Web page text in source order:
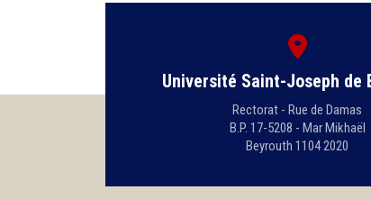
Université Saint-Joseph de
Rectorat - Rue de Damas
B.P. 17-5208 - Mar Mikhaël
Beyrouth 1104 2020